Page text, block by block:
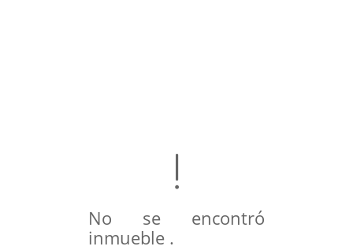
No se encontró
inmueble .